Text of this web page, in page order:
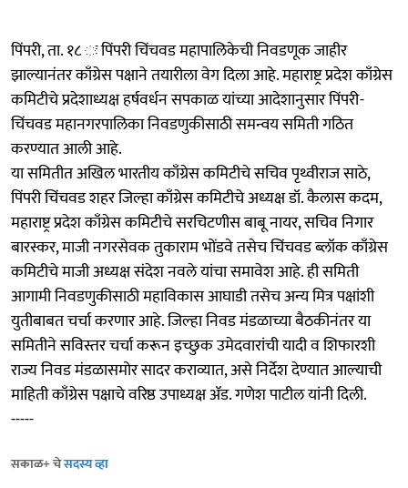
पिंपरी, ता. १८ ः पिंपरी चिंचवड महापालिकेची निवडणूक जाहीर
झाल्यानंतर काँग्रेस पक्षाने तयारीला वेग दिला आहे. महाराष्ट्र प्रदेश काँग्रेस
कमिटीचे प्रदेशाध्यक्ष हर्षवर्धन सपकाळ यांच्या आदेशानुसार पिंपरी-
चिंचवड महानगरपालिका निवडणुकीसाठी समन्वय समिती गठित
करण्यात आली आहे.
या समितीत अखिल भारतीय काँग्रेस कमिटीचे सचिव पृथ्वीराज साठे,
पिंपरी चिंचवड शहर जिल्हा काँग्रेस कमिटीचे अध्यक्ष डॉ. कैलास कदम,
महाराष्ट्र प्रदेश काँग्रेस कमिटीचे सरचिटणीस बाबू नायर, सचिव निगार
बारस्कर, माजी नगरसेवक तुकाराम भोंडवे तसेच चिंचवड ब्लॉक काँग्रेस
कमिटीचे माजी अध्यक्ष संदेश नवले यांचा समावेश आहे. ही समिती
आगामी निवडणुकीसाठी महाविकास आघाडी तसेच अन्य मित्र पक्षांशी
युतीबाबत चर्चा करणार आहे. जिल्हा निवड मंडळाच्या बैठकीनंतर या
समितीने सविस्तर चर्चा करून इच्छुक उमेदवारांची यादी व शिफारशी
राज्य निवड मंडळासमोर सादर कराव्यात, असे निर्देश देण्यात आल्याची
माहिती काँग्रेस पक्षाचे वरिष्ठ उपाध्यक्ष ॲड. गणेश पाटील यांनी दिली.
-----
सकाळ+ चेसदस्य व्हा